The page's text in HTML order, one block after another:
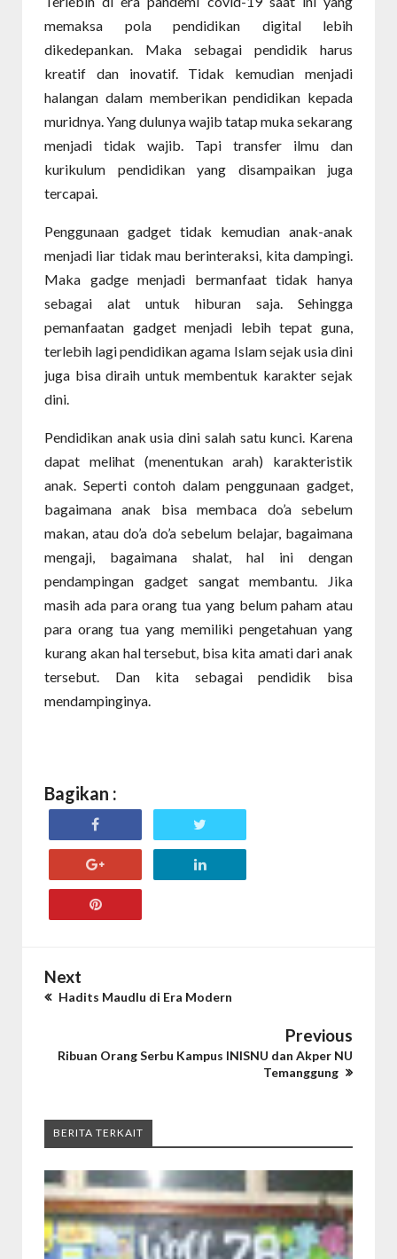
memaksa pola pendidikan digital lebih
dikedepankan. Maka sebagai pendidik harus
kreatif dan inovatif. Tidak kemudian menjadi
halangan dalam memberikan pendidikan kepada
muridnya. Yang dulunya wajib tatap muka sekarang
menjadi tidak wajib. Tapi transfer ilmu dan
kurikulum pendidikan yang disampaikan juga
tercapai.
Penggunaan gadget tidak kemudian anak-anak
menjadi liar tidak mau berinteraksi, kita dampingi.
Maka gadge menjadi bermanfaat tidak hanya
sebagai alat untuk hiburan saja. Sehingga
pemanfaatan gadget menjadi lebih tepat guna,
terlebih lagi pendidikan agama Islam sejak usia dini
juga bisa diraih untuk membentuk karakter sejak
dini.
Pendidikan anak usia dini salah satu kunci. Karena
dapat melihat (menentukan arah) karakteristik
anak. Seperti contoh dalam penggunaan gadget,
bagaimana anak bisa membaca do’a sebelum
makan, atau do’a do’a sebelum belajar, bagaimana
mengaji, bagaimana shalat, hal ini dengan
pendampingan gadget sangat membantu. Jika
masih ada para orang tua yang belum paham atau
para orang tua yang memiliki pengetahuan yang
kurang akan hal tersebut, bisa kita amati dari anak
tersebut. Dan kita sebagai pendidik bisa
mendampinginya.
Bagikan :
Next
Hadits Maudlu di Era Modern
Previous
Ribuan Orang Serbu Kampus INISNU dan Akper NU
Temanggung
BERITA TERKAIT